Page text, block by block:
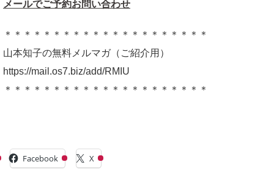
メールでご予約お問い合わせ
＊＊＊＊＊＊＊＊＊＊＊＊＊＊＊＊＊＊＊＊＊
山本知子の無料メルマガ（ご紹介用）
https://mail.os7.biz/add/RMIU
＊＊＊＊＊＊＊＊＊＊＊＊＊＊＊＊＊＊＊＊＊
Facebook X